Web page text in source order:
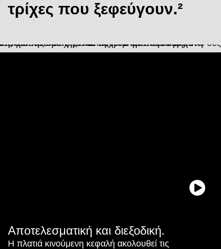
τρίχες που ξεφεύγουν.²
Αποτελεσματική και διεξοδική.
Η πλατιά κινούμενη κεφαλή ακολουθεί τις